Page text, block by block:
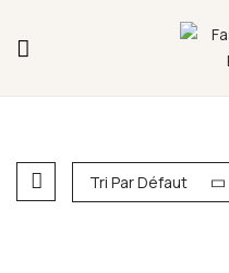
Tri Par Défaut
Fermeture annuelle
L'ajout au panier est
commande ni remise